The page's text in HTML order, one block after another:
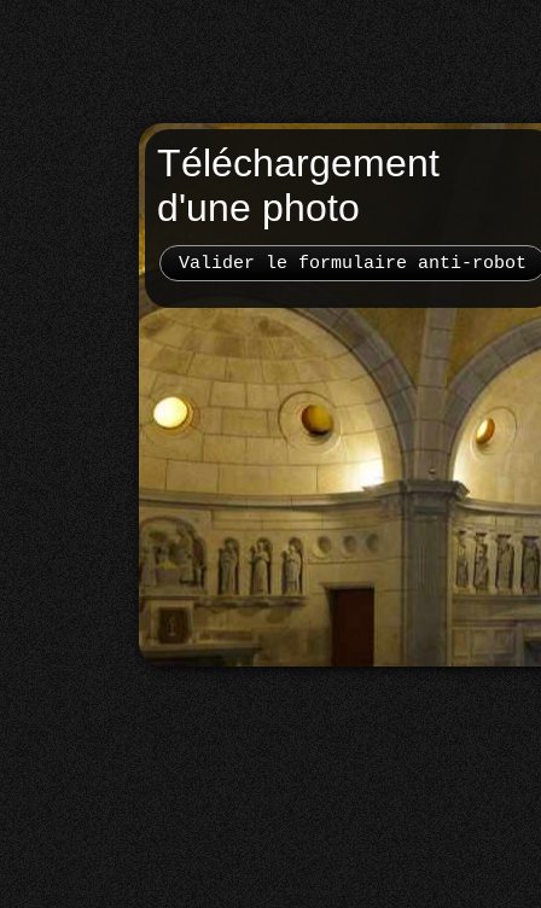
Téléchargement
d'une photo